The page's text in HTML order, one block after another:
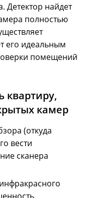
Детектор найдет
полностью
его идеальным
помещений
квартиру,
камер
(откуда
вести
сканера